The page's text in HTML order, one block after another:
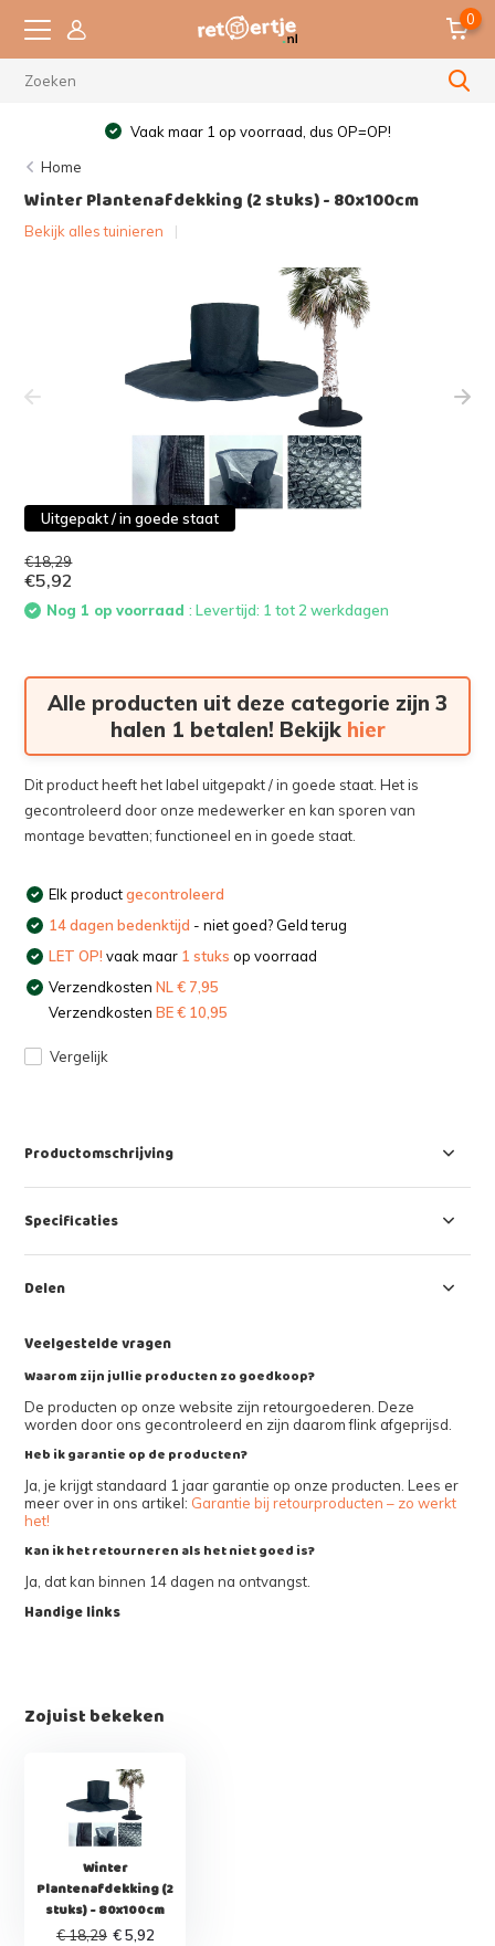
0
Vaak maar 1 op voorraad, dus OP=OP!
Home
Winter Plantenafdekking (2 stuks) - 80x100cm
Bekijk alles tuinieren
Uitgepakt / in goede staat
€18,29
€5,92
Nog 1 op voorraad: Levertijd: 1 tot 2 werkdagen
Alle producten uit deze categorie zijn 3
halen 1 betalen! Bekijk hier
Dit product heeft het label uitgepakt / in goede staat. Het is
gecontroleerd door onze medewerker en kan sporen van
montage bevatten; functioneel en in goede staat.
Elk productgecontroleerd
14 dagen bedenktijd - niet goed? Geld terug
LET OP! vaak maar 1 stuks op voorraad
VerzendkostenNL € 7,95
VerzendkostenBE € 10,95
Vergelijk
Productomschrijving
Specificaties
Delen
Veelgestelde vragen
Waarom zijn jullie producten zo goedkoop?
De producten op onze website zijn retourgoederen. Deze
worden door ons gecontroleerd en zijn daarom flink afgeprijsd.
Heb ik garantie op de producten?
Ja, je krijgt standaard 1 jaar garantie op onze producten. Lees er
meer over in ons artikel: Garantie bij retourproducten – zo werkt
het!
Kan ik het retourneren als het niet goed is?
Ja, dat kan binnen 14 dagen na ontvangst.
Handige links
Zojuist bekeken
Winter
Plantenafdekking (2
stuks) - 80x100cm
€ 18,29 € 5,92